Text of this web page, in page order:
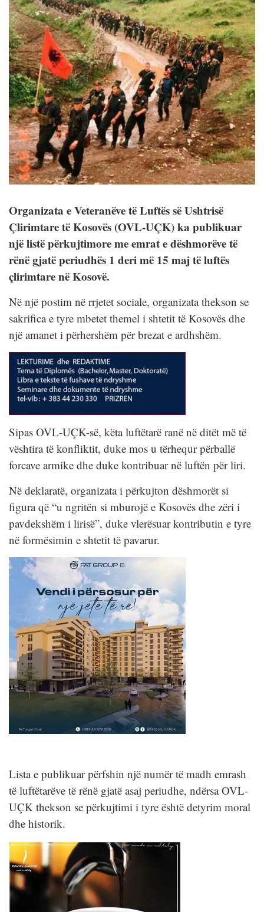
Organizata e Veteranëve të Luftës së Ushtrisë
Çlirimtare të Kosovës (OVL-UÇK) ka publikuar
një listë përkujtimore me emrat e dëshmorëve të
rënë gjatë periudhës 1 deri më 15 maj të luftës
çlirimtare në Kosovë.
Në një postim në rrjetet sociale, organizata thekson se
sakrifica e tyre mbetet themel i shtetit të Kosovës dhe
një amanet i përhershëm për brezat e ardhshëm.
Sipas OVL-UÇK-së, këta luftëtarë ranë në ditët më të
vështira të konfliktit, duke mos u tërhequr përballë
forcave armike dhe duke kontribuar në luftën për liri.
Në deklaratë, organizata i përkujton dëshmorët si
figura që “u ngritën si mburojë e Kosovës dhe zëri i
pavdekshëm i lirisë”, duke vlerësuar kontributin e tyre
në formësimin e shtetit të pavarur.
Lista e publikuar përfshin një numër të madh emrash
të luftëtarëve të rënë gjatë asaj periudhe, ndërsa OVL-
UÇK thekson se përkujtimi i tyre është detyrim moral
dhe historik.